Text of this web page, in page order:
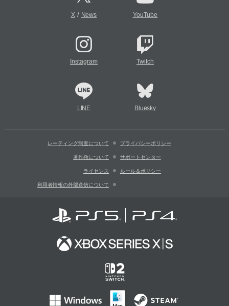
X/ News YouTube
Instagram Twitch
LINE Bluesky
レーティング制度について プライバシーポリシー
著作権について サポートセンター
ライセンス ルール＆ポリシー
利用者情報の外部送信について